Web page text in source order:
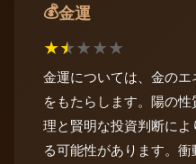
💰金運
★★★★★
金運については、金の
をもたらします。陽の
理と賢明な投資判断に
る可能性があります。